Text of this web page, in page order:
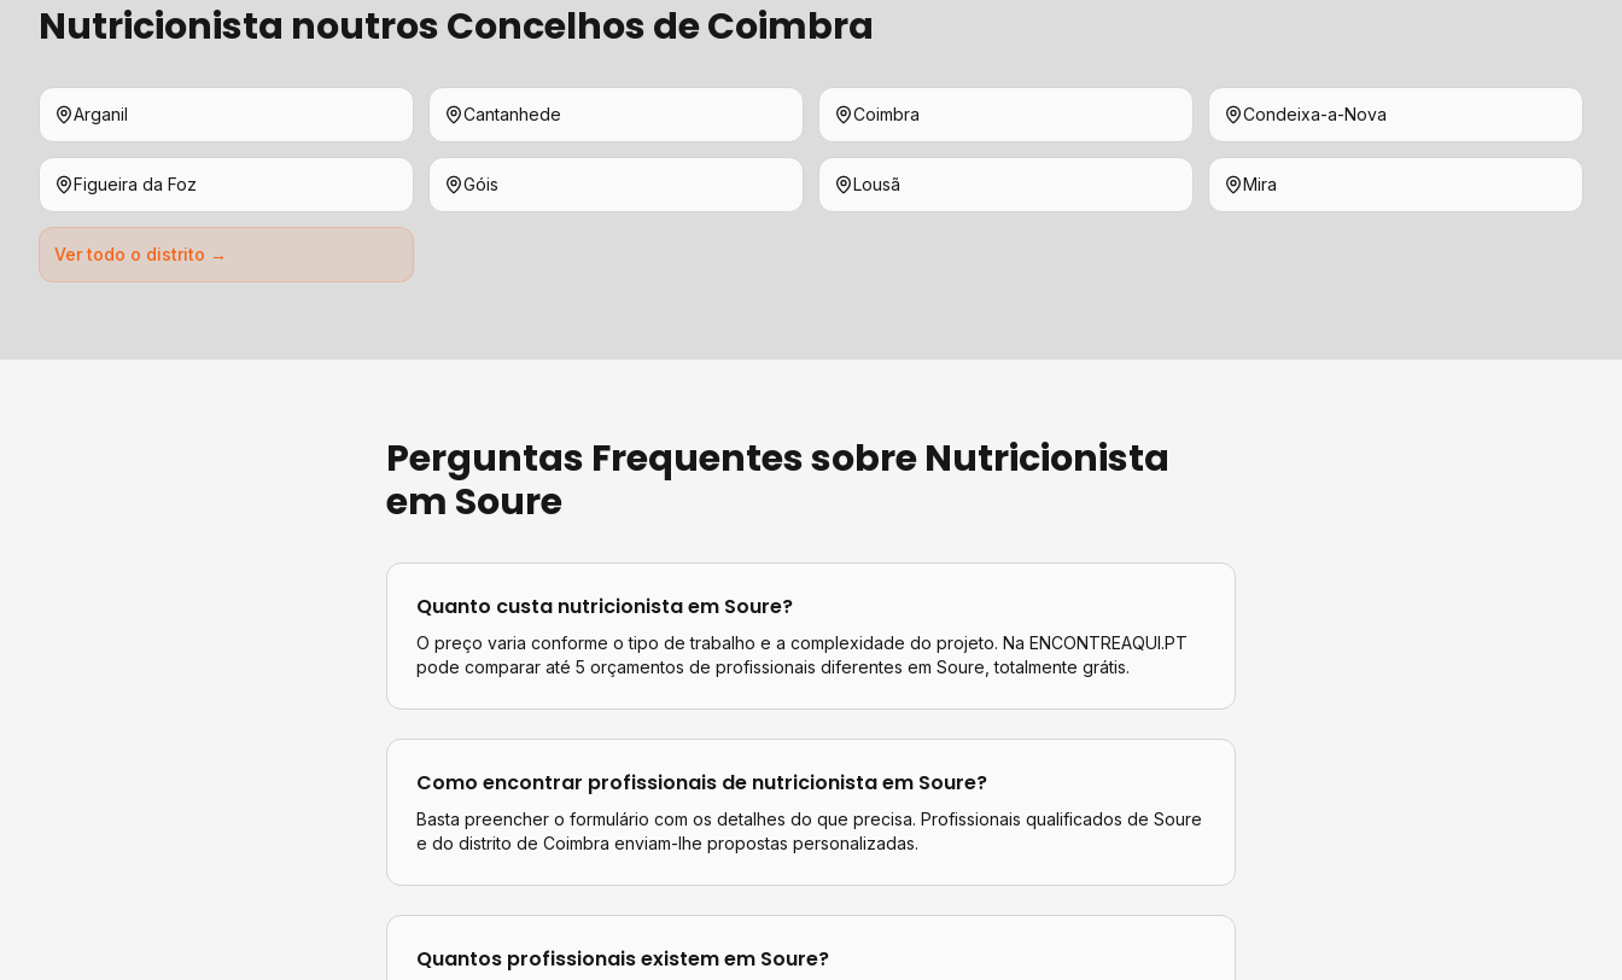
Nutricionista noutros Concelhos deCoimbra
Arganil Cantanhede Coimbra Condeixa-a-Nova
Figueira da Foz Góis Lousã Mira
Ver todo o distrito →
Perguntas Frequentes sobreNutricionista
em Soure
Quanto custa nutricionistaem Soure?
O preço varia conforme o tipo de trabalho e a complexidade do projeto. Na ENCONTREAQUI.PT
pode comparar até 5 orçamentos de profissionais diferentes em Soure , totalmente grátis.
Como encontrar profissionais de nutricionistaem Soure?
Basta preencher o formulário com os detalhes do que precisa. Profissionais qualificados de Soure
e do distrito de Coimbra enviam-lhe propostas personalizadas.
Quantos profissionais existem em Soure?